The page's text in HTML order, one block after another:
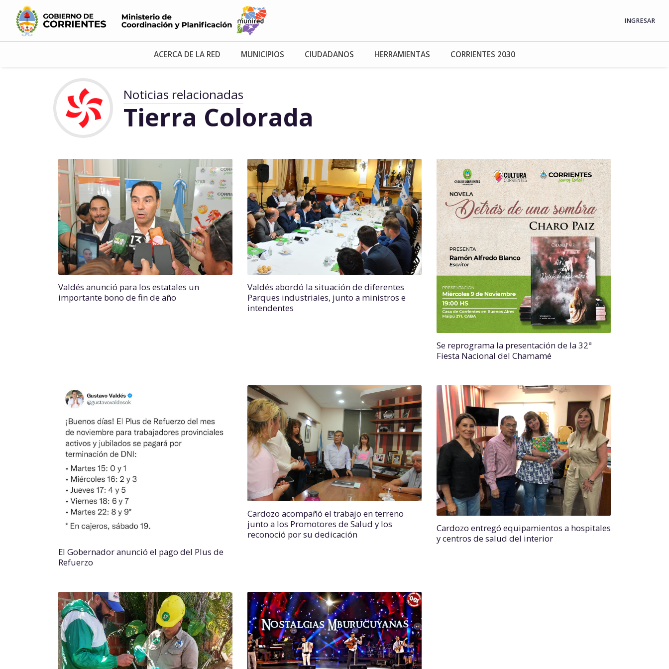
INGRESAR
ACERCA DE LA RED MUNICIPIOS CIUDADANOS HERRAMIENTAS CORRIENTES 2030
Noticias relacionadas
Tierra Colorada
Valdés anunció para los estatales un
importante bono de fin de año
Valdés abordó la situación de diferentes
Parques industriales, junto a ministros e
intendentes
Se reprograma la presentación de la 32ª
Fiesta Nacional del Chamamé
El Gobernador anunció el pago del Plus de
Refuerzo
Cardozo acompañó el trabajo en terreno
junto a los Promotores de Salud y los
reconoció por su dedicación
Cardozo entregó equipamientos a hospitales
y centros de salud del interior